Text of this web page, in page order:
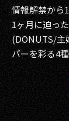
情報解禁から
1ヶ月に迫っ
(DONUTS/主
バーを彩る4